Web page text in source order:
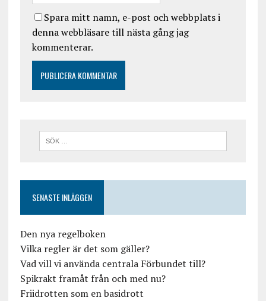
Spara mitt namn, e-post och webbplats i
denna webbläsare till nästa gång jag
kommenterar.
SENASTE INLÄGGEN
Den nya regelboken
Vilka regler är det som gäller?
Vad vill vi använda centrala Förbundet till?
Spikrakt framåt från och med nu?
Friidrotten som en basidrott